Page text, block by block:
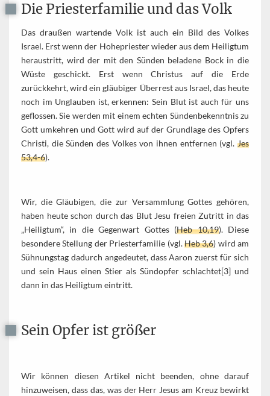
Die Priesterfamilie und das Volk
Das draußen wartende Volk ist auch ein Bild des Volkes
Israel. Erst wenn der Hohepriester wieder aus dem Heiligtum
heraustritt, wird der mit den Sünden beladene Bock in die
Wüste geschickt. Erst wenn Christus auf die Erde
zurückkehrt, wird ein gläubiger Überrest aus Israel, das heute
noch im Unglauben ist, erkennen: Sein Blut ist auch für uns
geflossen. Sie werden mit einem echten Sündenbekenntnis zu
Gott umkehren und Gott wird auf der Grundlage des Opfers
Christi, die Sünden des Volkes von ihnen entfernen (vgl. Jes
53,4-6).
Wir, die Gläubigen, die zur Versammlung Gottes gehören,
haben heute schon durch das Blut Jesu freien Zutritt in das
„Heiligtum“, in die Gegenwart Gottes (Heb 10,19). Diese
besondere Stellung der Priesterfamilie (vgl.Heb 3,6) wird am
Sühnungstag dadurch angedeutet, dass Aaron zuerst für sich
und sein Haus einen Stier als Sündopfer schlachtet[3] und
dann in das Heiligtum eintritt.
Sein Opfer ist größer
Wir können diesen Artikel nicht beenden, ohne darauf
hinzuweisen, dass das, was der Herr Jesus am Kreuz bewirkt